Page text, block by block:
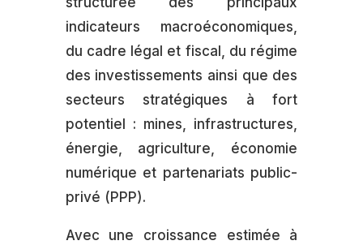
indicateurs macroéconomiques,
du cadre légal et fiscal, du régime
des investissements ainsi que des
secteurs stratégiques à fort
potentiel : mines, infrastructures,
énergie, agriculture, économie
numérique et partenariats public-
privé (PPP).
Avec une croissance estimée à